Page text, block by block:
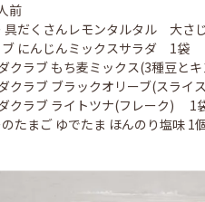
前
具だくさんレモンタルタル 大さ
ブ にんじんミックスサラダ 1袋
ダクラブ もち麦ミックス(3種豆
ダクラブ ブラックオリーブ(スラ
ダクラブ ライトツナ(フレーク) 1
たまご ゆでたま ほんのり塩味 1